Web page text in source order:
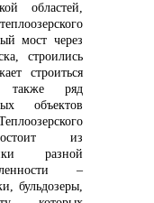
областей,
мост через
строились
строиться
также ряд
объектов
из
разной
–
бульдозеры,